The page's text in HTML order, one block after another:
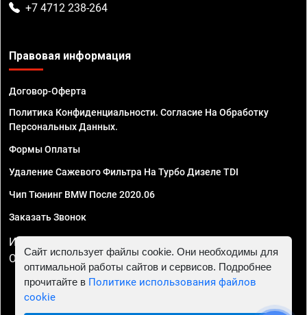
+7 4712 238-264
Правовая информация
Договор-Оферта
Политика Конфиденциальности. Согласие На Обработку
Персональных Данных.
Формы Оплаты
Удаление Сажевого Фильтра На Турбо Дизеле TDI
Чип Тюнинг BMW После 2020.06
Заказать Звонок
ИП Смирнов Георгий Павлович. ИНН 781302555843,
ОГРНИП 324470400032610
Сайт использует файлы cookie. Они необходимы для
оптимальной работы сайтов и сервисов. Подробнее
прочитайте в Политике использования файлов
cookie